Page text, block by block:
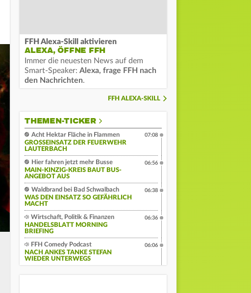
FFH Alexa-Skill aktivieren
ALEXA, ÖFFNE FFH
Immer die neuesten News auf dem
Smart-Speaker: Alexa, frage FFH nach
den Nachrichten.
FFH ALEXA-SKILL
THEMEN-TICKER
Acht Hektar Fläche in Flammen
GROSSEINSATZ DER FEUERWEHR L
AUTERBACH
07:08
Hier fahren jetzt mehr Busse
MAIN-KINZIG-KREIS BAUT BUS-
ANGEBOT AUS
06:56
Waldbrand bei Bad Schwalbach
WAS DEN EINSATZ SO GEFÄHRLICH
MACHT
06:38
Wirtschaft, Politik & Finanzen
HANDELSBLATT MORNING
BRIEFING
06:36
FFH Comedy Podcast
NACH ANKES TANKE STEFAN
WIEDER UNTERWEGS
06:06